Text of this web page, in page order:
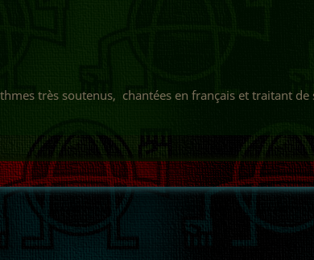
très soutenus, chantées en français et traitant